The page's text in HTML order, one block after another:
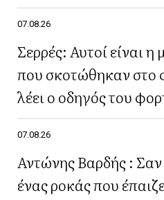
07.08.26
Σερρές: Αυτοί είναι η
που σκοτώθηκαν στο
λέει ο οδηγός του
07.08.26
Αντώνης Βαρδής :
ένας ροκάς που